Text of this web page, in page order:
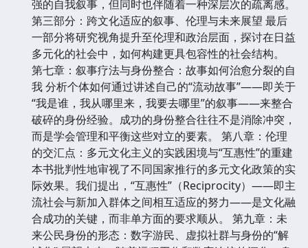
强的自我叙事，但同时也伴随着一种深层次的疏离感。
第三部分：跨文化适应的叙事、伦理与未来展望 最后
一部分将研究视角提升至伦理和政治层面，探讨在日益
多元化的社会中，如何构建更具包容性的社会结构。
第七章：叙事疗法与身份整合：故事如何治愈分裂的自
我 分析个体如何通过讲述自己的“流动故事”——即关于
“我是谁，我从哪里来，我要去哪里”的叙事——来整合
破碎的身份经验。成功的身份整合往往不是消除冲突，
而是学会管理和平衡这些对立的要素。 第八章：伦理
的交汇点：多元文化主义的实践困境与“互惠性”的重建
本书批判性地审视了不同国家推行的多元文化政策的实
际效果。我们提出，“互惠性”（Reciprocity）——即主
流社会与新加入群体之间相互适应的努力——是文化融
合成功的关键，而非单方面的要求顺从。 第九章：未
来公民身份的形态：数字游民、虚拟社群与身份的“解